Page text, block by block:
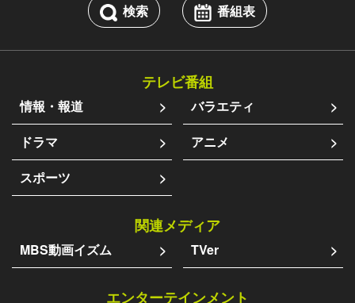
検索 番組表
テレビ番組
情報・報道
バラエティ
ドラマ
アニメ
スポーツ
関連メディア
MBS動画イズム TVer
エンターテインメント